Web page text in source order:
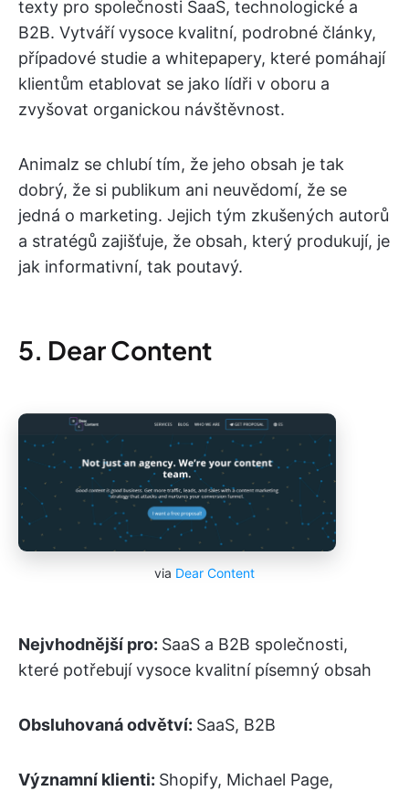
texty pro společnosti SaaS, technologické a
B2B. Vytváří vysoce kvalitní, podrobné články,
případové studie a whitepapery, které pomáhají
klientům etablovat se jako lídři v oboru a
zvyšovat organickou návštěvnost.
Animalz se chlubí tím, že jeho obsah je tak
dobrý, že si publikum ani neuvědomí, že se
jedná o marketing. Jejich tým zkušených autorů
a stratégů zajišťuje, že obsah, který produkují, je
jak informativní, tak poutavý.
5. Dear Content
via Dear Content
Nejvhodnější pro: SaaS a B2B společnosti,
které potřebují vysoce kvalitní písemný obsah
Obsluhovaná odvětví: SaaS, B2B
Významní klienti: Shopify, Michael Page,